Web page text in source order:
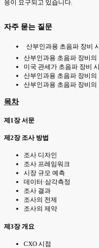
응이 요구되고 있습니다.
자주 묻는 질문
산부인과용 초음파 장비
산부인과용 초음파 장비
미국 관세가 초음파 장비
산부인과용 초음파 장비
산부인과용 초음파 장비
목차
제1장 서문
제2장 조사 방법
조사 디자인
조사 프레임워크
시장 규모 예측
데이터·삼각측정
조사 결과
조사의 전제
조사의 제약
제3장 개요
CXO 시점